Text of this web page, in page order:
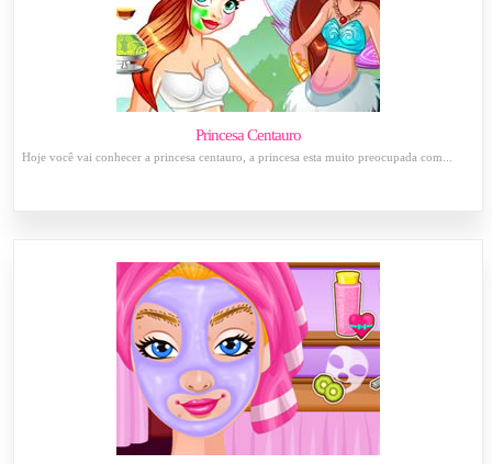
Princesa Centauro
Hoje você vai conhecer a princesa centauro, a princesa esta muito preocupada com...